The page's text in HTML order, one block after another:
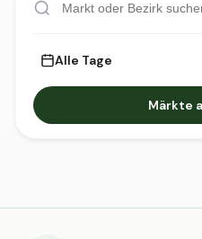
Alle Tage
Märkte